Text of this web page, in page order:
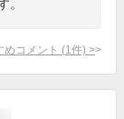
。
めコメント (1 件) >